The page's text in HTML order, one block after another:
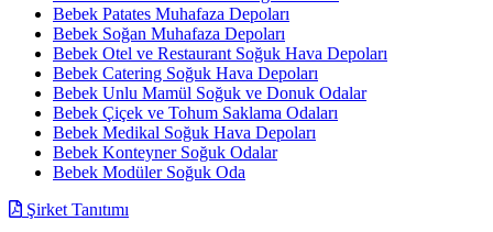
Bebek Patates Muhafaza Depoları
Bebek Soğan Muhafaza Depoları
Bebek Otel ve Restaurant Soğuk Hava Depoları
Bebek Catering Soğuk Hava Depoları
Bebek Unlu Mamül Soğuk ve Donuk Odalar
Bebek Çiçek ve Tohum Saklama Odaları
Bebek Medikal Soğuk Hava Depoları
Bebek Konteyner Soğuk Odalar
Bebek Modüler Soğuk Oda
Şirket Tanıtımı